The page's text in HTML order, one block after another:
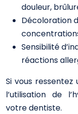
douleur,
Décoloration
Sensibilité
réactions
Si vous
l’utilisation de
votre dentiste.